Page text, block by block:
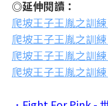
◎延伸閱讀：
爬坡王子王胤之訓
爬坡王子王胤之訓
爬坡王子王胤之訓
爬坡王子王胤之訓